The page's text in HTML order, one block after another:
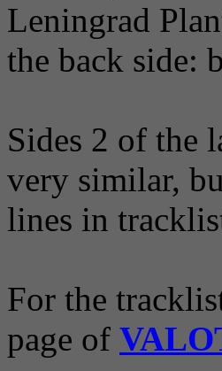
Leningrad
the back side:
Sides 2 of the
very similar,
lines in
For the
page of